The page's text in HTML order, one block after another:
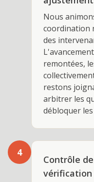
Nous
coordination
des
remontées,
restons
arbitrer les
débloquer
4
Contrôle
vérification